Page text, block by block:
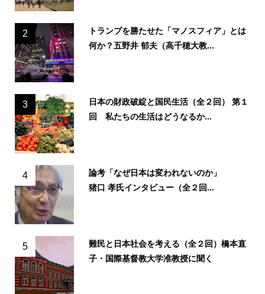
2
トランプを勝たせた「マノスフィア」とは
何か？五野井 郁夫（高千穂大教...
3
日本の財政破綻と国民生活（全２回） 第１
回 私たちの生活はどうなるか...
4
論考「なぜ日本は変われないのか」
猪口 孝氏インタビュー（全２回...
5
難民と日本社会を考える（全２回）橋本直
子・国際基督教大学准教授に聞く